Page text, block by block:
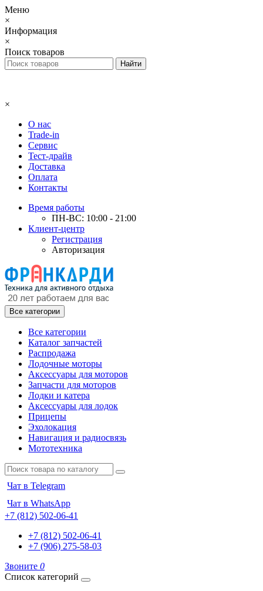
Меню
×
Информация
×
Поиск товаров
×
О нас
Trade-in
Сервис
Тест-драйв
Доставка
Оплата
Контакты
Время работы
ПН-ВС: 10:00 - 21:00
Клиент-центр
Регистрация
Авторизация
Все категории
Все категории
Каталог запчастей
Распродажа
Лодочные моторы
Аксессуары для моторов
Запчасти для моторов
Лодки и катера
Аксессуары для лодок
Прицепы
Эхолокация
Навигация и радиосвязь
Мототехника
Чат в Telegram
Чат в WhatsApp
+7 (812) 502-06-41
+7 (812) 502-06-41
+7 (906) 275-58-03
Звоните 0
Список категорий